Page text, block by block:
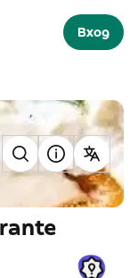
Вход